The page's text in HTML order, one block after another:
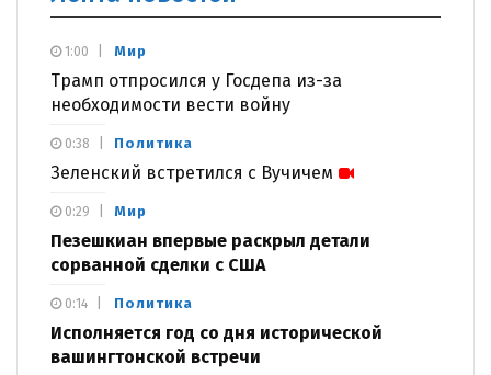
Мир
Трамп отпросился у Госдепа из-за
необходимости вести войну
1:00
Политика
Зеленский встретился с Вучичем
0:38
Мир
Пезешкиан впервые раскрыл детали
сорванной сделки с США
0:29
Политика
Исполняется год со дня исторической
вашингтонской встречи
0:14